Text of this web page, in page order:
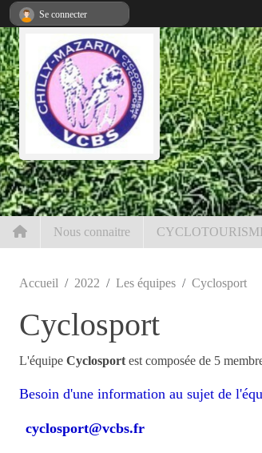
Nous connaitre
Accueil 2022 Les équipes Cyclosport
Cyclosport
L'équipe Cyclosport est composée de 5
Besoin d'une information au sujet de
cyclosport@vcbs.fr
Se connecter
Panneau de gestion des cookies